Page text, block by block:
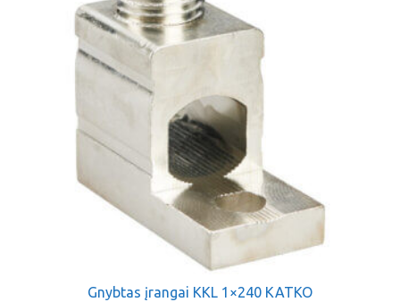
Gnybtas įrangai KKL 1×240 KATKO